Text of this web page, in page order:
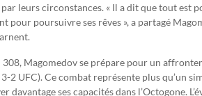
leurs circonstances. « Il a dit que tout est
pour poursuivre ses rêves », a partagé
308, Magomedov se prépare pour un
2 UFC). Ce combat représente plus qu’un
davantage ses capacités dans l’Octogone.